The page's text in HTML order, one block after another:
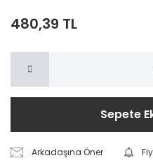
480,39 TL
Sepete
Arkadaşına Öner